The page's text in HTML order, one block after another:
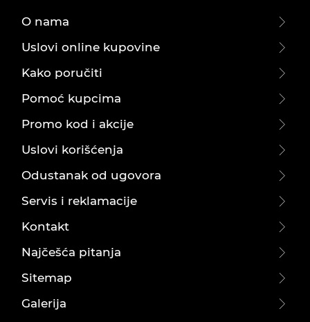
O nama
Uslovi online kupovine
Kako poručiti
Pomoć kupcima
Promo kod i akcije
Uslovi korišćenja
Odustanak od ugovora
Servis i reklamacije
Kontakt
Najčešća pitanja
Sitemap
Galerija